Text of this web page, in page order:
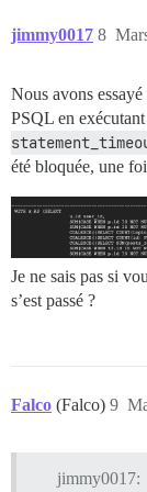
jimmy0017 8
Nous avons
PSQL en exécutant
été bloquée, une
Je ne sais pas si
s’est passé ?
Falco (Falco) 9
jimmy0017: